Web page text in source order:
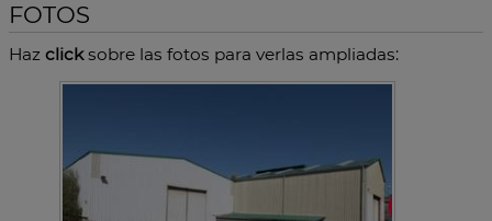
FOTOS
Haz clicksobre las fotos para verlas ampliadas: